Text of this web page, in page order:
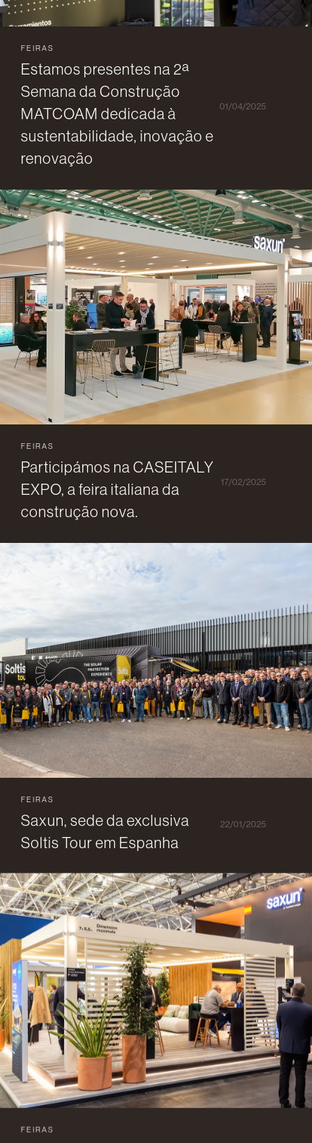
FEIRAS
Estamos presentes na 2ª
Semana da Construção
MATCOAM dedicada à
sustentabilidade, inovação e
renovação
01/04/2025
FEIRAS
Participámos na CASEITALY
EXPO, a feira italiana da
construção nova.
17/02/2025
FEIRAS
Saxun, sede da exclusiva
Soltis Tour em Espanha
22/01/2025
FEIRAS